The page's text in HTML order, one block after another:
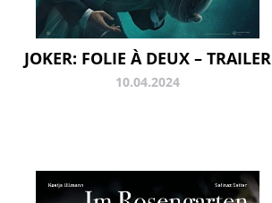
JOKER: FOLIE À DEUX – TRAILER
10.04.2024